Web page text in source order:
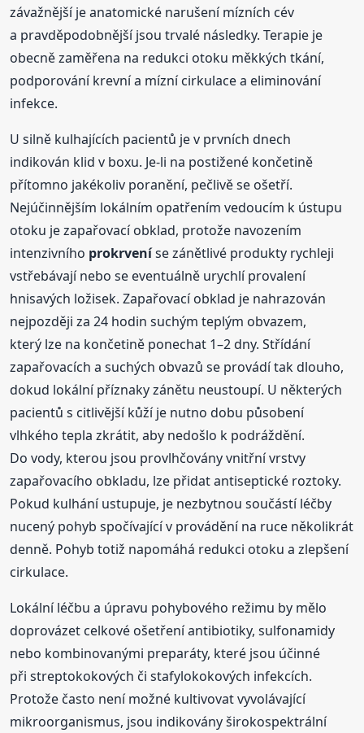
závažnější je anatomické narušení mízních cév
a pravděpodobnější jsou trvalé následky. Terapie je
obecně zaměřena na redukci otoku měkkých tkání,
podporování krevní a mízní cirkulace a eliminování
infekce.
U silně kulhajících pacientů je v prvních dnech
indikován klid v boxu. Je-li na postižené končetině
přítomno jakékoliv poranění, pečlivě se ošetří.
Nejúčinnějším lokálním opatřením vedoucím k ústupu
otoku je zapařovací obklad, protože navozením
intenzivního prokrveníse zánětlivé produkty rychleji
vstřebávají nebo se eventuálně urychlí provalení
hnisavých ložisek. Zapařovací obklad je nahrazován
nejpozději za 24 hodin suchým teplým obvazem,
který lze na končetině ponechat 1–2 dny. Střídání
zapařovacích a suchých obvazů se provádí tak dlouho,
dokud lokální příznaky zánětu neustoupí. U některých
pacientů s citlivější kůží je nutno dobu působení
vlhkého tepla zkrátit, aby nedošlo k podráždění.
Do vody, kterou jsou provlhčovány vnitřní vrstvy
zapařovacího obkladu, lze přidat antiseptické roztoky.
Pokud kulhání ustupuje, je nezbytnou součástí léčby
nucený pohyb spočívající v provádění na ruce několikrát
denně. Pohyb totiž napomáhá redukci otoku a zlepšení
cirkulace.
Lokální léčbu a úpravu pohybového režimu by mělo
doprovázet celkové ošetření antibiotiky, sulfonamidy
nebo kombinovanými preparáty, které jsou účinné
při streptokokových či stafylokokových infekcích.
Protože často není možné kultivovat vyvolávající
mikroorganismus, jsou indikovány širokospektrální